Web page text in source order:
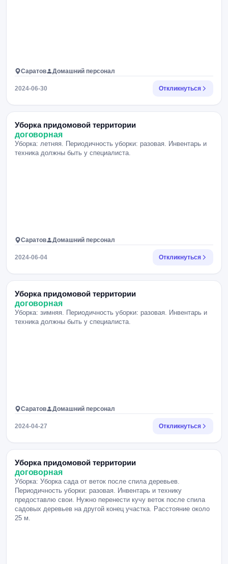
Саратов Домашний персонал
2024-06-30 Откликнуться
Уборка придомовой территории
договорная
Уборка: летняя. Периодичность уборки: разовая. Инвентарь и
техника должны быть у специалиста.
Саратов Домашний персонал
2024-06-04 Откликнуться
Уборка придомовой территории
договорная
Уборка: зимняя. Периодичность уборки: разовая. Инвентарь и
техника должны быть у специалиста.
Саратов Домашний персонал
2024-04-27 Откликнуться
Уборка придомовой территории
договорная
Уборка: Уборка сада от веток после спила деревьев.
Периодичность уборки: разовая. Инвентарь и технику
предоставлю свои. Нужно перенести кучу веток после спила
садовых деревьев на другой конец участка. Расстояние около
25 м.